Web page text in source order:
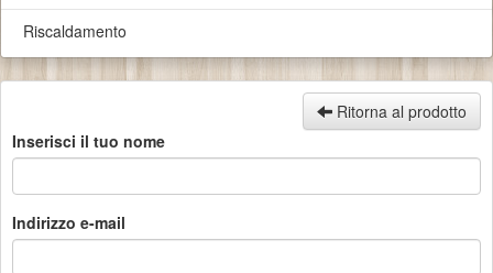
Riscaldamento
Ritorna al prodotto
Inserisci il tuo nome
Indirizzo e-mail